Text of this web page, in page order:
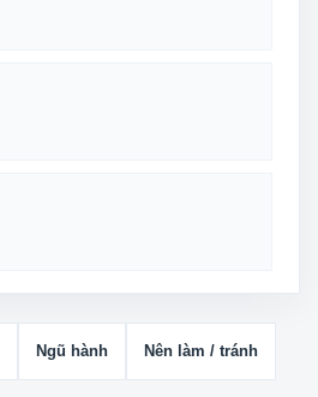
Ngũ hành Nên làm / tránh